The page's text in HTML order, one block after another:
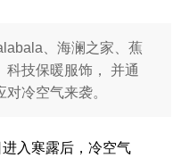
、海澜之家、蕉
科技保暖服饰， 并通
冷空气来袭。
入寒露后，冷空气